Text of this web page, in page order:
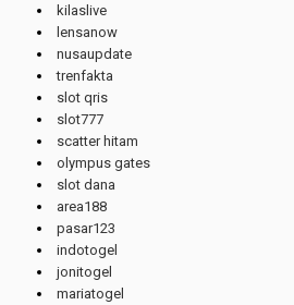
kilaslive
lensanow
nusaupdate
trenfakta
slot qris
slot777
scatter hitam
olympus gates
slot dana
area188
pasar123
indotogel
jonitogel
mariatogel